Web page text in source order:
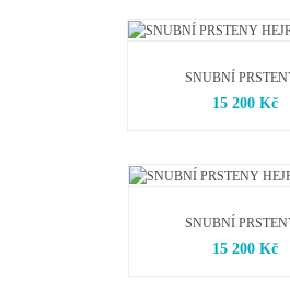
SNUBNÍ
15 200 Kč
SNUBNÍ
15 200 Kč